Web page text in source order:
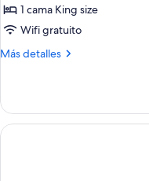
1 cama King size
Wifi gratuito
Más detalles
Más
1
cama
King